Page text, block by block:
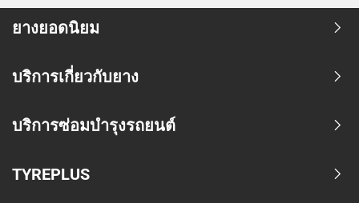
ยางยอดนิยม
บริการเกี่ยวกับยาง
บริการซ่อมบำรุงรถยนต์
TYREPLUS